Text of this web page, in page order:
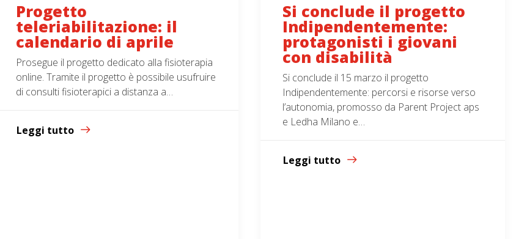
Progetto
teleriabilitazione: il
calendario di aprile
Prosegue il progetto dedicato alla fisioterapia
online. Tramite il progetto è possibile usufruire
di consulti fisioterapici a distanza a…
Leggi tutto
Si conclude il progetto
Indipendentemente:
protagonisti i giovani
con disabilità
Si conclude il 15 marzo il progetto
Indipendentemente: percorsi e risorse verso
l’autonomia, promosso da Parent Project aps
e Ledha Milano e…
Leggi tutto